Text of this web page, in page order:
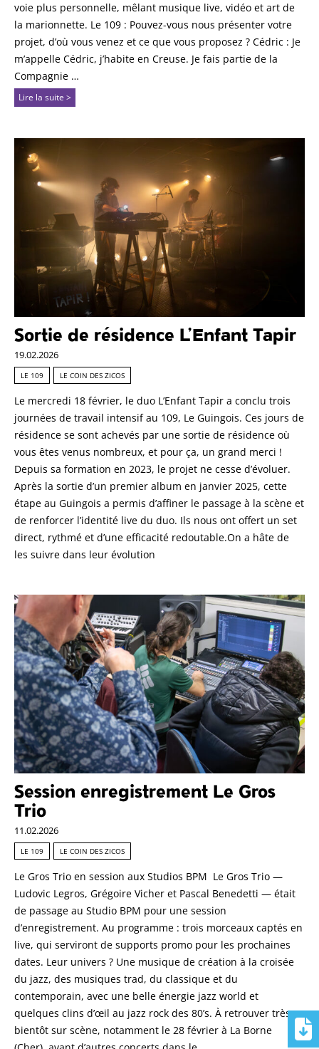
voie plus personnelle, mêlant musique live, vidéo et art de
la marionnette. Le 109 : Pouvez-vous nous présenter votre
projet, d’où vous venez et ce que vous proposez ? Cédric : Je
m’appelle Cédric, j’habite en Creuse. Je fais partie de la
Compagnie …
Lire la suite >
Sortie de résidence L’Enfant Tapir
19.02.2026
LE 109 LE COIN DES ZICOS
Le mercredi 18 février, le duo L’Enfant Tapir a conclu trois
journées de travail intensif au 109, Le Guingois. Ces jours de
résidence se sont achevés par une sortie de résidence où
vous êtes venus nombreux, et pour ça, un grand merci !
Depuis sa formation en 2023, le projet ne cesse d’évoluer.
Après la sortie d’un premier album en janvier 2025, cette
étape au Guingois a permis d’affiner le passage à la scène et
de renforcer l’identité live du duo. Ils nous ont offert un set
direct, rythmé et d’une efficacité redoutable.On a hâte de
les suivre dans leur évolution
Session enregistrement Le Gros
Trio
11.02.2026
LE 109 LE COIN DES ZICOS
Le Gros Trio en session aux Studios BPM Le Gros Trio —
Ludovic Legros, Grégoire Vicher et Pascal Benedetti — était
de passage au Studio BPM pour une session
d’enregistrement. Au programme : trois morceaux captés en
live, qui serviront de supports promo pour les prochaines
dates. Leur univers ? Une musique de création à la croisée
du jazz, des musiques trad, du classique et du
contemporain, avec une belle énergie jazz world et
quelques clins d’œil au jazz rock des 80’s. À retrouver très
bientôt sur scène, notamment le 28 février à La Borne